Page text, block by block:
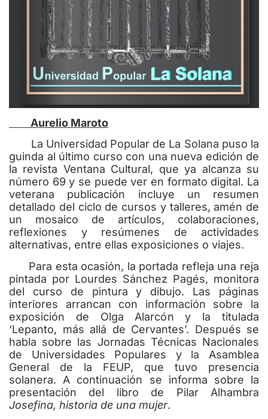
Aurelio Maroto
La Universidad Popular de La Solana puso la
guinda al último curso con una nueva edición de
la revista Ventana Cultural, que ya alcanza su
número 69 y se puede ver en formato digital. La
veterana publicación incluye un resumen
detallado del ciclo de cursos y talleres, amén de
un mosaico de artículos, colaboraciones,
reflexiones y resúmenes de actividades
alternativas, entre ellas exposiciones o viajes.
Para esta ocasión, la portada refleja una reja
pintada por Lourdes Sánchez Pagés, monitora
del curso de pintura y dibujo. Las páginas
interiores arrancan con información sobre la
exposición de Olga Alarcón y la titulada
‘Lepanto, más allá de Cervantes’. Después se
habla sobre las Jornadas Técnicas Nacionales
de Universidades Populares y la Asamblea
General de la FEUP, que tuvo presencia
solanera. A continuación se informa sobre la
presentación del libro de Pilar Alhambra
Josefina, historia de una mujer.